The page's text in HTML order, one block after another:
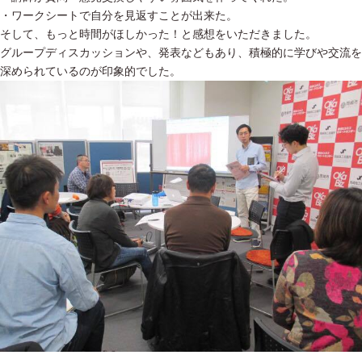
・ワークシートで自分を見返すことが出来た。
そして、もっと時間がほしかった！と感想をいただきました。
グループディスカッションや、発表などもあり、積極的に学びや交流を
深められているのが印象的でした。